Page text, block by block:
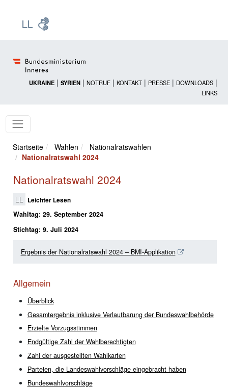
UKRAINE | SYRIEN | NOTRUF | KONTAKT | PRESSE | DOWNLOADS |
LINKS
Startseite Wahlen
Nationalratswahlen
Nationalratswahl 2024
Nationalratswahl 2024
Leichter Lesen
Wahltag: 29. September 2024
Stichtag: 9. Juli 2024
Ergebnis der Nationalratswahl 2024 – BMI-Applikation
Allgemein
Überblick
Gesamtergebnis inklusive Verlautbarung der Bundeswahlbehörde
Erzielte Vorzugsstimmen
Endgültige Zahl der Wahlberechtigten
Zahl der ausgestellten Wahlkarten
Parteien, die Landeswahlvorschläge eingebracht haben
Bundeswahlvorschläge